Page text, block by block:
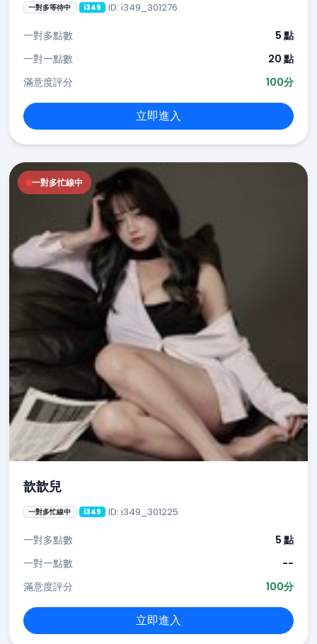
一對多等待中 i349 ID: i349_301276
一對多點數
5 點
一對一點數
20 點
滿意度評分
100分
立即進入
一對多忙線中
歆歆兒
一對多忙線中 i349 ID: i349_301225
一對多點數
5 點
一對一點數
--
滿意度評分
100分
立即進入